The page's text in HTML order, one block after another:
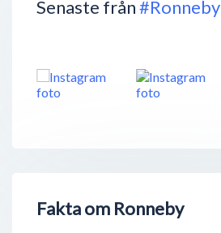
Senaste från#Ronneby
Fakta om Ronneby